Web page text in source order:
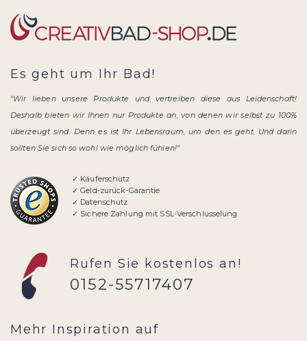
Es geht um Ihr Bad!
"Wir lieben unsere Produkte und vertreiben diese aus Leidenschaft!
Deshalb bieten wir Ihnen nur Produkte an, von denen wir selbst zu 100%
überzeugt sind. Denn es ist Ihr Lebensraum, um den es geht. Und darin
sollten Sie sich so wohl wie möglich fühlen!"
✓ Käuferschutz
✓ Geld-zurück-Garantie
✓ Datenschutz
✓ Sichere Zahlung mit SSL-Verschlüsselung
Rufen Sie kostenlos an!
0152-55717407
Mehr Inspiration auf